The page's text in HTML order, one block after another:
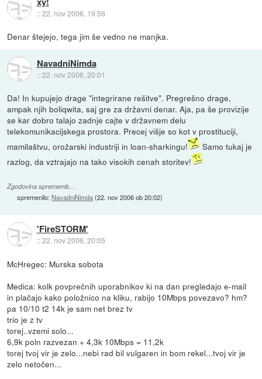
::22. nov 2006, 19:56
Denar štejejo, tega jim še vedno ne manjka.
NavadniNimda
::22. nov 2006, 20:01
Da! In kupujejo drage "integrirane rešitve". Pregrešno drage,
ampak njih boliqwita, saj gre za državni denar. Aja, pa še provizije
se kar dobro talajo zadnje cajte v državnem delu
telekomunikacijskega prostora. Precej višje so kot v prostituciji,
mamilaštvu, orožarski industriji in loan-sharkingu!
Samo tukaj je
razlog, da vztrajajo na tako visokih cenah storitev!
Zgodovina sprememb…
spremenilo:NavadniNimda(22. nov 2006 ob 20:02)
'FireSTORM'
::22. nov 2006, 20:05
McHregec: Murska sobota
Medica: kolk povprečnih uporabnikov ki na dan pregledajo e-mail
in plačajo kako položnico na kliku, rabijo 10Mbps povezavo? hm?
pa 10/10 t2 14k je sam net brez tv
trio je z tv
torej..vzemi solo...
6,9k poln razvezan + 4,3k 10Mbps = 11,2k
torej tvoj vir je zelo...nebi rad bil vulgaren in bom rekel...tvoj vir je
zelo netočen...